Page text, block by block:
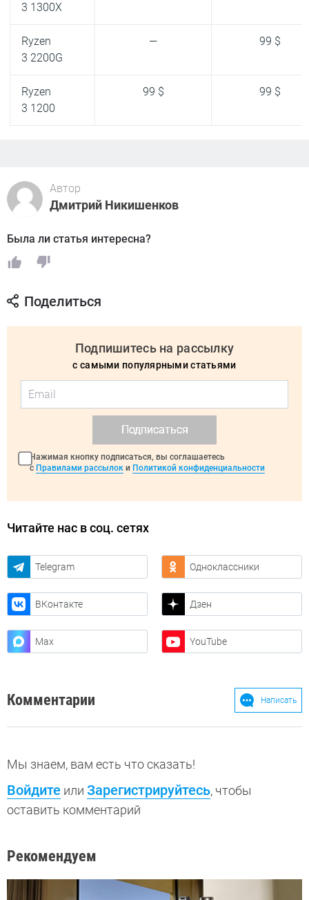
3 1300X
Ryzen
3 2200G
— 99 $
Ryzen
3 1200
99 $ 99 $
Автор
Дмитрий Никишенков
Была ли статья интересна?
Поделиться
Подпишитесь на рассылку
с самыми популярными статьями
Подписаться
Нажимая кнопку подписаться, вы соглашаетесь
с Правилами рассылок и Политикой конфиденциальности
Читайте нас в соц. сетях
Telegram Одноклассники
ВКонтакте Дзен
Max YouTube
Комментарии Написать
Мы знаем, вам есть что сказать!
Войдите или Зарегистрируйтесь, чтобы
оставить комментарий
Рекомендуем